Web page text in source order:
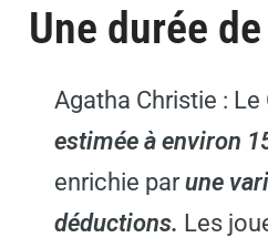
Une durée
Agatha Christie : Le
estimée à environ
enrichie parune
déductions. Les